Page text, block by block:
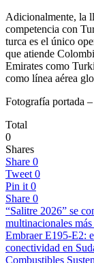
Adicionalmente, la
competencia con
turca es el único
que atiende
Emirates como
como línea aérea
Fotografía portada
Total
0
Shares
Share 0
Tweet 0
Pin it 0
Share 0
“Salitre 2026” se
multinacionales
Embraer E195-E2:
conectividad en
Combustibles